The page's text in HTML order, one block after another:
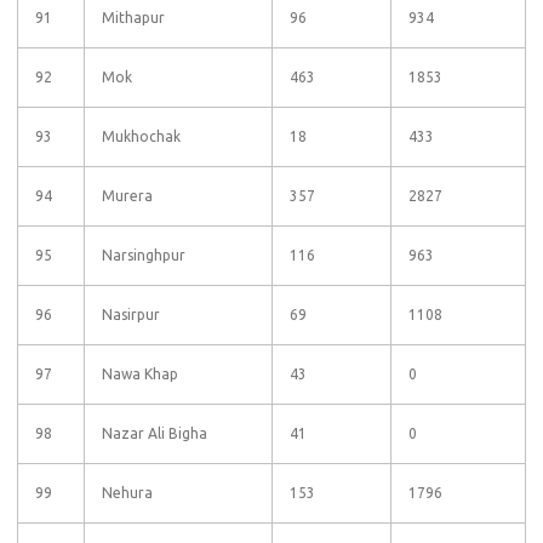
91 Mithapur 96 934
92 Mok 463 1853
93 Mukhochak 18 433
94 Murera 357 2827
95 Narsinghpur 116 963
96 Nasirpur 69 1108
97 Nawa Khap 43 0
98 Nazar Ali Bigha 41 0
99 Nehura 153 1796